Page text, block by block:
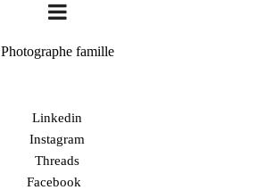
Photographe famille
Linkedin
Instagram
Threads
Facebook